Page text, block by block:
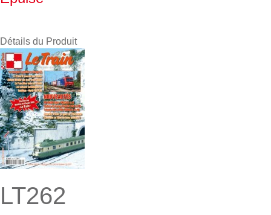
Détails du Produit
LT262